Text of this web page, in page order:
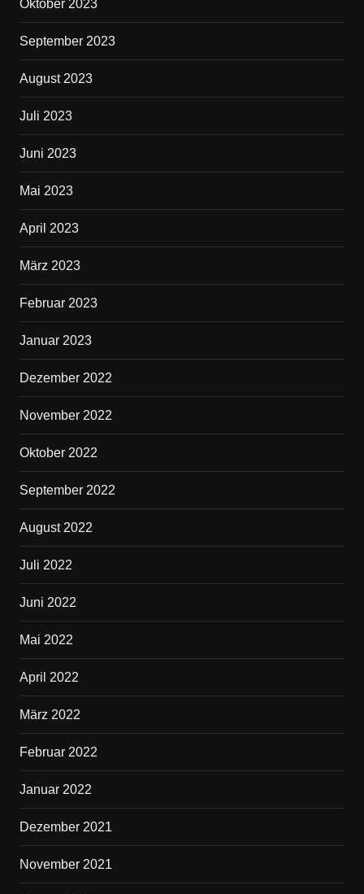
Oktober 2023
September 2023
August 2023
Juli 2023
Juni 2023
Mai 2023
April 2023
März 2023
Februar 2023
Januar 2023
Dezember 2022
November 2022
Oktober 2022
September 2022
August 2022
Juli 2022
Juni 2022
Mai 2022
April 2022
März 2022
Februar 2022
Januar 2022
Dezember 2021
November 2021